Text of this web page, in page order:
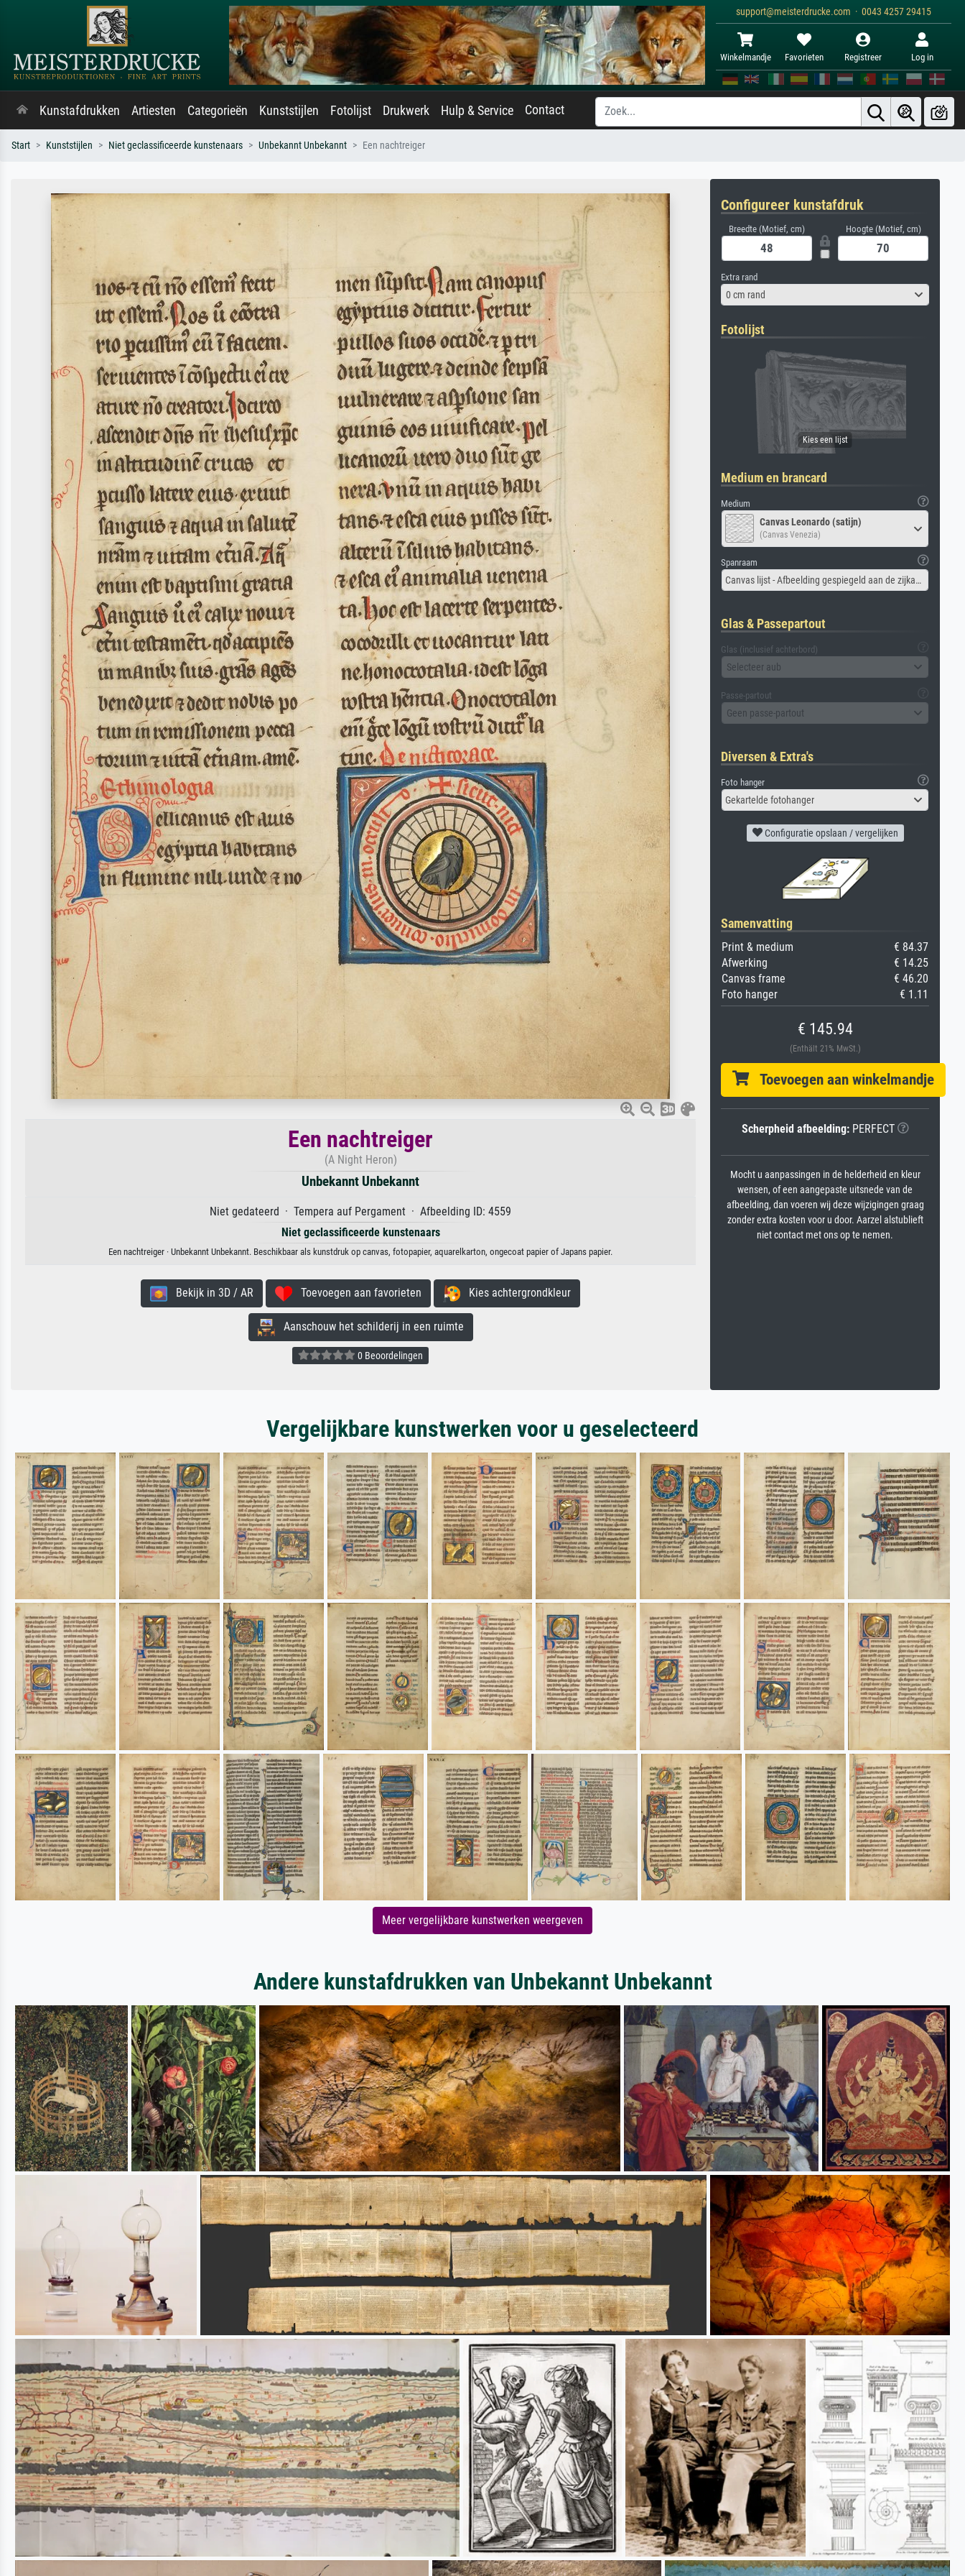
support@meisterdrucke.com · 0043 4257 29415
Winkelmandje Favorieten Registreer Log in
Kunstafdrukken Artiesten Categorieën Kunststijlen Fotolijst Drukwerk Hulp & Service Contact
Start Kunststijlen Niet geclassificeerde kunstenaars Unbekannt Unbekannt Een nachtreiger
Een nachtreiger
(A Night Heron)
Unbekannt Unbekannt
Niet gedateerd · Tempera auf Pergament · Afbeelding ID: 4559
Niet geclassificeerde kunstenaars
Een nachtreiger · Unbekannt Unbekannt. Beschikbaar als kunstdruk op canvas, fotopapier, aquarelkarton, ongecoat papier of Japans papier.
Bekijk in 3D / AR Toevoegen aan favorieten Kies achtergrondkleur
Aanschouw het schilderij in een ruimte
0 Beoordelingen
Configureer kunstafdruk
Breedte (Motief, cm) Hoogte (Motief, cm)
Extra rand
0 cm rand
Fotolijst
Medium en brancard
Medium
Canvas Leonardo (satijn)
(Canvas Venezia)
Spanraam
Canvas lijst - Afbeelding gespiegeld aan de zijkant
Glas & Passepartout
Glas (inclusief achterbord)
Selecteer aub
Passe-partout
Geen passe-partout
Diversen & Extra's
Foto hanger
Gekartelde fotohanger
Configuratie opslaan / vergelijken
Samenvatting
Print & medium
€ 84.37
Afwerking
€ 14.25
Canvas frame
€ 46.20
Foto hanger
€ 1.11
€ 145.94
(Enthält 21% MwSt.)
Toevoegen aan winkelmandje
Scherpheid afbeelding:PERFECT
Mocht u aanpassingen in de helderheid en kleur
wensen, of een aangepaste uitsnede van de
afbeelding, dan voeren wij deze wijzigingen graag
zonder extra kosten voor u door. Aarzel alstublieft
niet contact met ons op te nemen.
Vergelijkbare kunstwerken voor u geselecteerd
Meer vergelijkbare kunstwerken weergeven
Andere kunstafdrukken van Unbekannt Unbekannt